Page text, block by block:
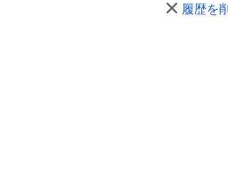
履歴を